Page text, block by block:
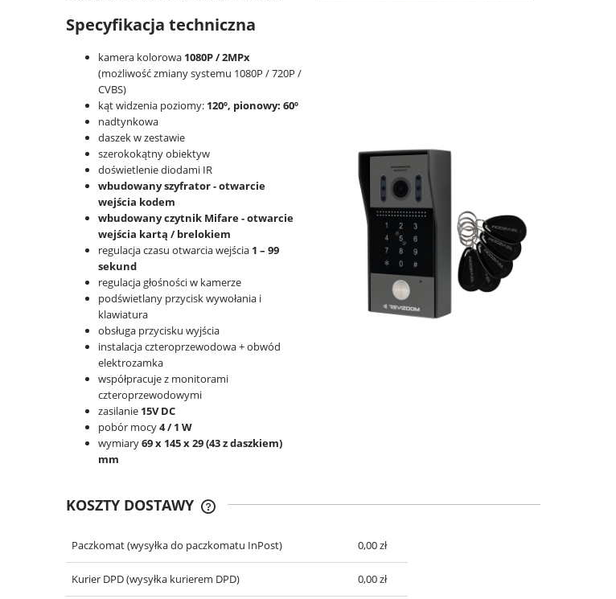
Specyfikacja techniczna
kamera kolorowa 1080P / 2MPx
(możliwość zmiany systemu 1080P / 720P /
CVBS)
kąt widzenia poziomy: 120º, pionowy: 60º
nadtynkowa
daszek w zestawie
szerokokątny obiektyw
doświetlenie diodami IR
wbudowany szyfrator - otwarcie
wejścia kodem
wbudowany czytnik Mifare - otwarcie
wejścia kartą / brelokiem
regulacja czasu otwarcia wejścia 1 – 99
sekund
regulacja głośności w kamerze
podświetlany przycisk wywołania i
klawiatura
obsługa przycisku wyjścia
instalacja czteroprzewodowa + obwód
elektrozamka
współpracuje z monitorami
czteroprzewodowymi
zasilanie 15V DC
pobór mocy4 / 1 W
wymiary69 x 145 x 29 (43 z daszkiem)
mm
KOSZTY DOSTAWY
CENA NIE ZAWIERA EWENTUALNYCH
KOSZTÓW PŁATNOŚCI
Paczkomat(wysyłka do paczkomatu InPost) 0,00 zł
Kurier DPD(wysyłka kurierem DPD) 0,00 zł